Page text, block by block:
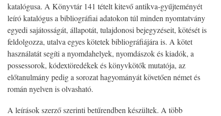
katalógusa. A Könyvtár 141 tételt kitevő antikva-gyűjteményét
leíró katalógus a bibliográfiai adatokon túl minden nyomtatvány
egyedi sajátosságát, állapotát, tulajdonosi bejegyzéseit, kötését is
feldolgozza, utalva egyes kötetek bibliográfiájára is. A kötet
használatát segíti a nyomdahelyek, nyomdászok és kiadók, a
possessorok, kódextöredékek és könyvkötők mutatója, az
előtanulmány pedig a sorozat hagyományát követően német és
román nyelven is olvasható.
A leírások szerző szerinti betűrendben készültek. A több